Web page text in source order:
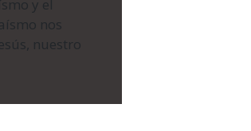
y el
nos
nuestro